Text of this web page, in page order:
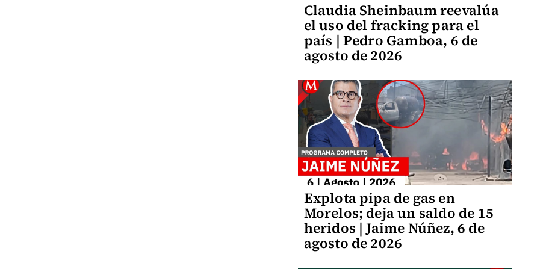
Claudia Sheinbaum reevalúa
el uso del fracking para el
país | Pedro Gamboa, 6 de
agosto de 2026
Explota pipa de gas en
Morelos; deja un saldo de 15
heridos | Jaime Núñez, 6 de
agosto de 2026